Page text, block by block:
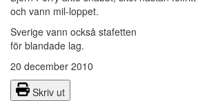
och vann mil-loppet.
Sverige vann också stafetten
för blandade lag.
20 december 2010
Skriv ut